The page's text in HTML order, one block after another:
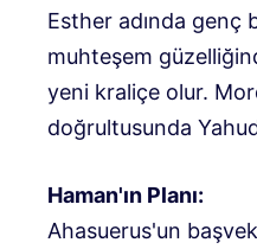
Esther adında genç
muhteşem
yeni kraliçe olur.
doğrultusunda
Haman'ın Planı:
Ahasuerus'un